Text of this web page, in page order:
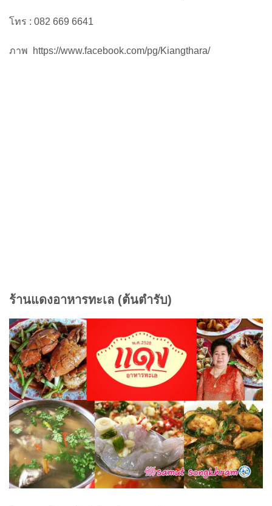
โทร : 082 669 6641
ภาพ https://www.facebook.com/pg/Kiangthara/
ร้านแดงอาหารทะเล (ต้นตำรับ)